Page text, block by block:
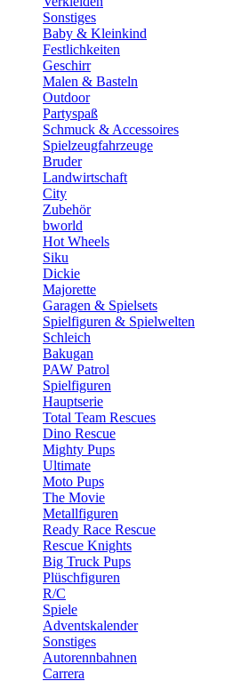
Sonstiges
Baby & Kleinkind
Festlichkeiten
Geschirr
Malen & Basteln
Outdoor
Partyspaß
Schmuck & Accessoires
Spielzeugfahrzeuge
Bruder
Landwirtschaft
City
Zubehör
bworld
Hot Wheels
Siku
Dickie
Majorette
Garagen & Spielsets
Spielfiguren & Spielwelten
Schleich
Bakugan
PAW Patrol
Spielfiguren
Hauptserie
Total Team Rescues
Dino Rescue
Mighty Pups
Ultimate
Moto Pups
The Movie
Metallfiguren
Ready Race Rescue
Rescue Knights
Big Truck Pups
Plüschfiguren
R/C
Spiele
Adventskalender
Sonstiges
Autorennbahnen
Carrera